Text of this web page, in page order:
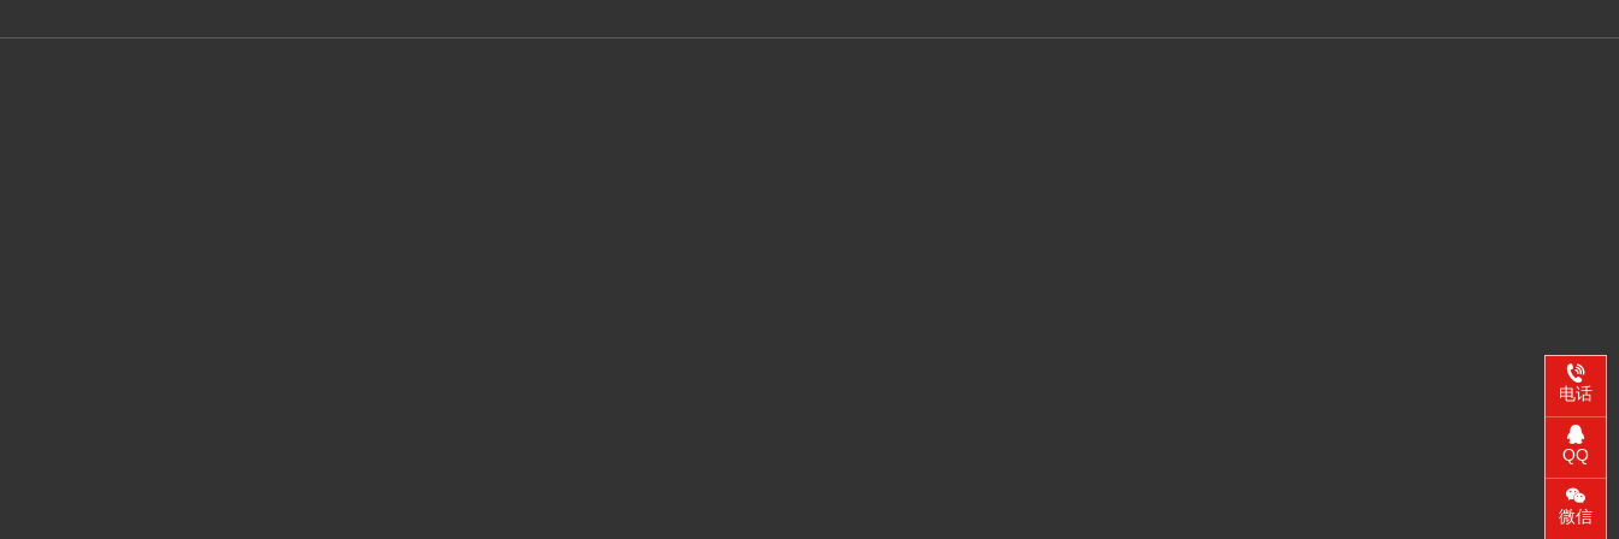
电话
QQ
微信